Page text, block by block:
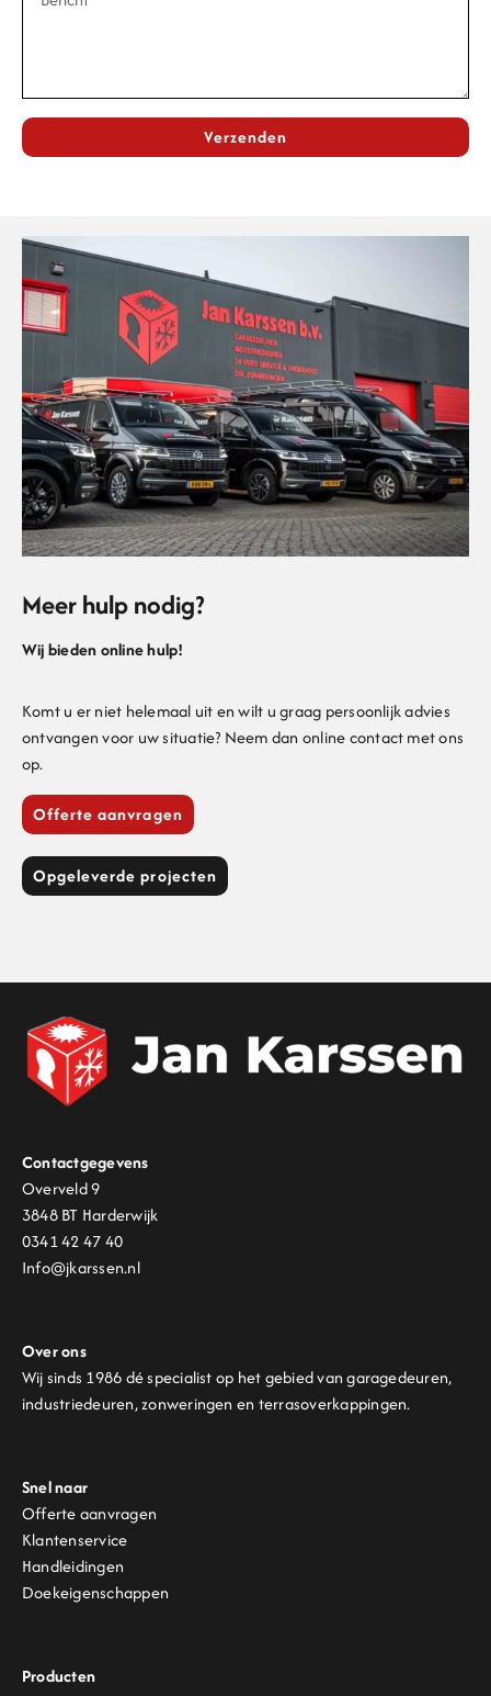
Verzenden
Meer hulp nodig?
Wij bieden online hulp!
Komt u er niet helemaal uit en wilt u graag persoonlijk advies
ontvangen voor uw situatie? Neem dan online contact met ons
op.
Offerte aanvragen
Opgeleverde projecten
Contactgegevens
Overveld 9
3848 BT Harderwijk
0341 42 47 40
Info@jkarssen.nl
Over ons
Wij sinds 1986 dé specialist op het gebied van garagedeuren,
industriedeuren, zonweringen en terrasoverkappingen.
Snel naar
Offerte aanvragen
Klantenservice
Handleidingen
Doekeigenschappen
Producten